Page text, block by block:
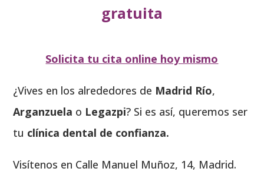
gratuita
Solicita tu cita online hoy mismo
¿Vives en los alrededores de Madrid Río,
Arganzuela o Legazpi? Si es así, queremos ser
tu clínica dental de confianza.
Visítenos en Calle Manuel Muñoz, 14, Madrid.